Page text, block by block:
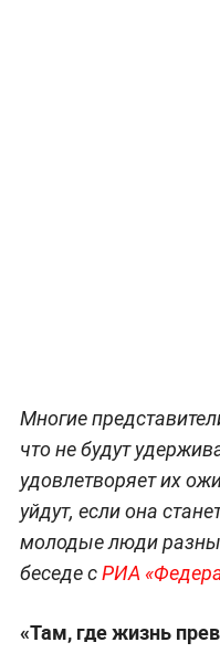
Многие
что не будут
удовлетворяет их
уйдут, если она
молодые люди
беседе сРИА
«Там, где жизнь